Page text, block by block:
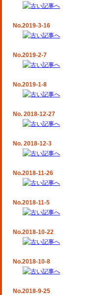
No.2019-3-16
No.2019-2-7
No.2019-1-8
No. 2018-12-27
No. 2018-12-3
No.2018-11-26
No.2018-11-5
No.2018-10-22
No.2018-10-8
No.2018-9-25